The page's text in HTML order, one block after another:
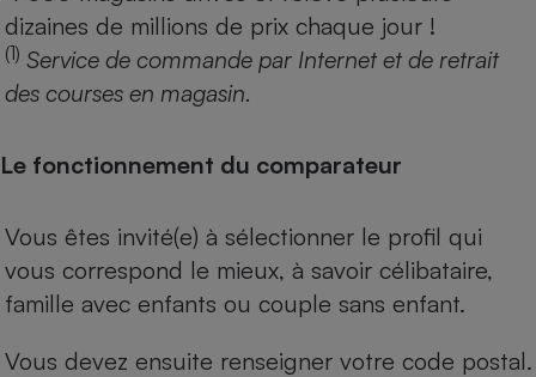
dizaines de millions de prix chaque jour !
(1) Service de commande par Internet et de retrait
des courses en magasin.
Le fonctionnement du comparateur
Vous êtes invité(e) à sélectionner le profil qui
vous correspond le mieux, à savoir célibataire,
famille avec enfants ou couple sans enfant.
Vous devez ensuite renseigner votre code postal.